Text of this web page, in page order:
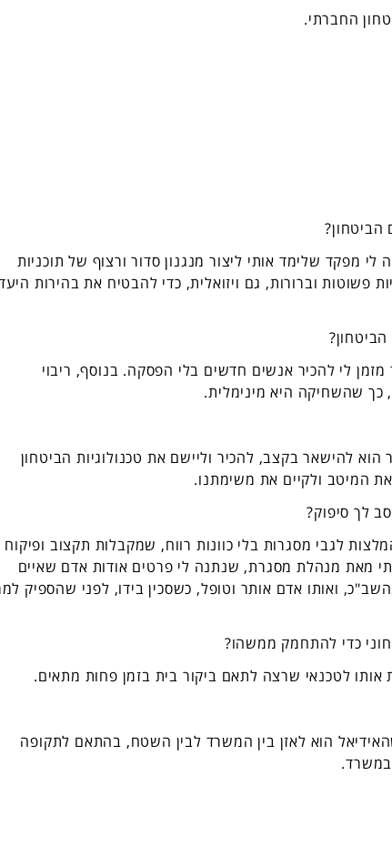
החברתי.
מפקד שלימד אותי ליצור מנגנון סדור ורצוף של תוכניות
פשוטות וברורות, גם ויזואלית, כדי להבטיח את בהירות
לי להכיר אנשים חדשים בלי הפסקה. בנוסף, ריבוי
כך שהשחיקה היא מינימלית.
להישאר בקצב, להכיר וליישם את טכנולוגיות הביטחון
המיטב ולקיים את משימתנו.
לך סיפוק?
לגבי מסגרות בלי כוונות רווח, שמקבלות תקצוב ופיקוח
מאת מנהלת מסגרת, שנתנה לי פרטים אודות אדם שאיים
ואותו אדם אותר וטופל, כשסכין בידו, לפני שהספיק
כדי להתחמק ממשהו?
לטכנאי שרצה לתאם ביקור בית בזמן פחות מתאים.
הוא לאזן בין המשרד לבין השטח, בהתאם לתקופה
במשרד.